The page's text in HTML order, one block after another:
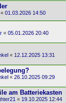
« 01.03.2026 14:50
« 05.01.2026 20:40
« 12.12.2025 13:31
« 26.10.2025 09:29
am Batteriekasten
« 19.10.2025 12:44